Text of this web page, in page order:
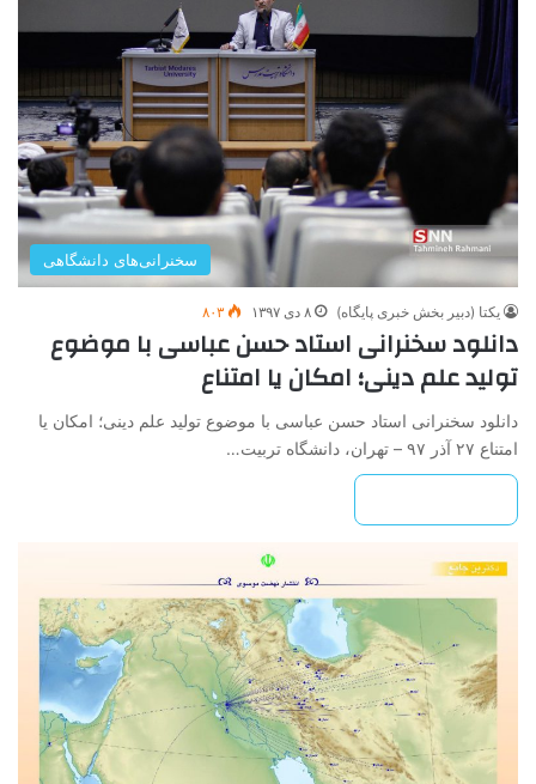
سخنرانی‌های دانشگاهی
یکتا (دبیر بخش خبری پایگاه) ۸ دی ۱۳۹۷ ۸۰۳
دانلود سخنرانی استاد حسن عباسی با موضوع
تولید علم دینی؛ امکان یا امتناع
دانلود سخنرانی استاد حسن عباسی با موضوع تولید علم دینی؛ امکان یا
امتناع ۲۷ آذر ۹۷ – تهران، دانشگاه تربیت…